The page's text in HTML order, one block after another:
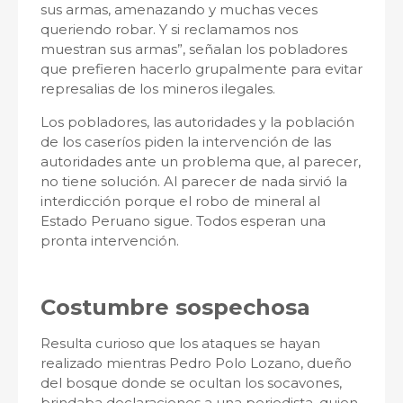
sus armas, amenazando y muchas veces
queriendo robar. Y si reclamamos nos
muestran sus armas”, señalan los pobladores
que prefieren hacerlo grupalmente para evitar
represalias de los mineros ilegales.
Los pobladores, las autoridades y la población
de los caseríos piden la intervención de las
autoridades ante un problema que, al parecer,
no tiene solución. Al parecer de nada sirvió la
interdicción porque el robo de mineral al
Estado Peruano sigue. Todos esperan una
pronta intervención.
Costumbre sospechosa
Resulta curioso que los ataques se hayan
realizado mientras Pedro Polo Lozano, dueño
del bosque donde se ocultan los socavones,